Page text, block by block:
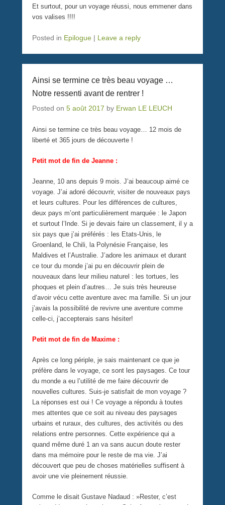
Et surtout, pour un voyage réussi, nous emmener dans
vos valises !!!!
Posted in Epilogue | Leave a reply
Ainsi se termine ce très beau voyage …
Notre ressenti avant de rentrer !
Posted on 5 août 2017 by Erwan LE LEUCH
Ainsi se termine ce très beau voyage… 12 mois de
liberté et 365 jours de découverte !
Petit mot de fin de Jeanne :
Jeanne, 10 ans depuis 9 mois. J’ai beaucoup aimé ce
voyage. J’ai adoré découvrir, visiter de nouveaux pays
et leurs cultures. Pour les différences de cultures,
deux pays m’ont particulièrement marquée : le Japon
et surtout l’Inde. Si je devais faire un classement, il y a
six pays que j’ai préférés : les Etats-Unis, le
Groenland, le Chili, la Polynésie Française, les
Maldives et l’Australie. J’adore les animaux et durant
ce tour du monde j’ai pu en découvrir plein de
nouveaux dans leur milieu naturel : les tortues, les
phoques et plein d’autres… Je suis très heureuse
d’avoir vécu cette aventure avec ma famille. Si un jour
j’avais la possibilité de revivre une aventure comme
celle-ci, j’accepterais sans hésiter!
Petit mot de fin de Maxime :
Après ce long périple, je sais maintenant ce que je
préfère dans le voyage, ce sont les paysages. Ce tour
du monde a eu l’utilité de me faire découvrir de
nouvelles cultures. Suis-je satisfait de mon voyage ?
La réponses est oui ! Ce voyage a répondu à toutes
mes attentes que ce soit au niveau des paysages
urbains et ruraux, des cultures, des activités ou des
relations entre personnes. Cette expérience qui a
quand même duré 1 an va sans aucun doute rester
dans ma mémoire pour le reste de ma vie. J’ai
découvert que peu de choses matérielles suffisent à
avoir une vie pleinement réussie.
Comme le disait Gustave Nadaud : »Rester, c’est